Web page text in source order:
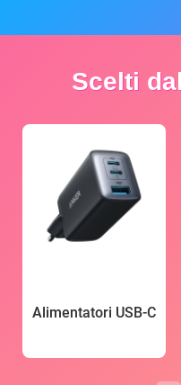
Scelti
Alimentatori USB-C